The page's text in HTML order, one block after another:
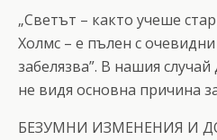
„Светът – както учеше
Холмс – е пълен с
забелязва”. В нашия
не видя основна причина
БЕЗУМНИ ИЗМЕНЕНИЯ И